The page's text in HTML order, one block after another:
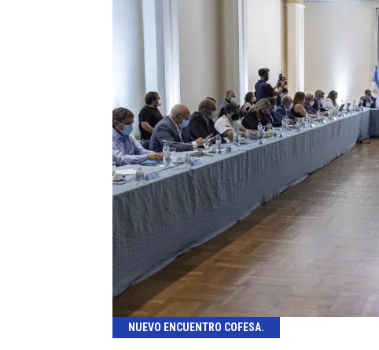
NUEVO ENCUENTRO COFESA.